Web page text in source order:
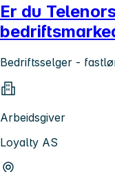
Er du
Bedriftsselger -
Arbeidsgiver
Loyalty AS